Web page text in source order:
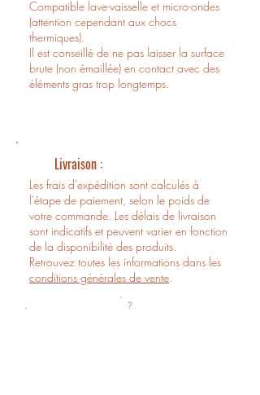
Compatible lave-vaisselle et micro-ondes
(attention cependant aux chocs
thermiques).
Il est conseillé de ne pas laisser la surface
brute (non émaillée) en contact avec des
éléments gras trop longtemps.
Livraison :
Les frais d'expédition sont calculés à
l'étape de paiement, selon le poids de
votre commande. Les délais de livraison
sont indicatifs et peuvent varier en fonction
de la disponibilité des produits.
Retrouvez toutes les informations dans les
conditions générales de vente.
?